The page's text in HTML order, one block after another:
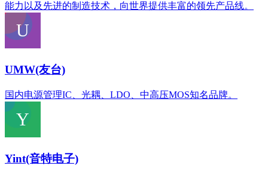
能力以及先进的制造技术，向世界提供丰富的领先产品线。
UMW(友台)
国内电源管理IC、光耦、LDO、中高压MOS知名品牌。
Yint(音特电子)